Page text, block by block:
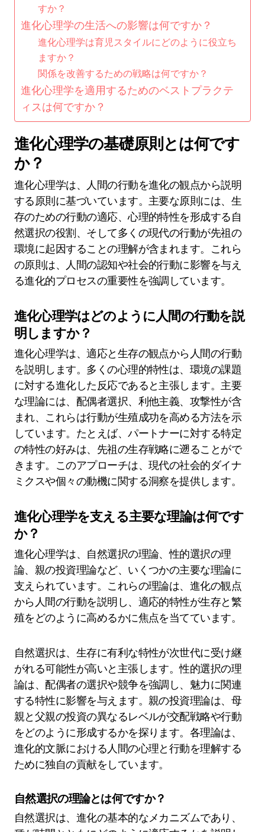
すか？
進化心理学の生活への影響は何ですか？
進化心理学は育児スタイルにどのように役立ち
ますか？
関係を改善するための戦略は何ですか？
進化心理学を適用するためのベストプラクテ
ィスは何ですか？
進化心理学の基礎原則とは何です
か？
進化心理学は、人間の行動を進化の観点から説明
する原則に基づいています。主要な原則には、生
存のための行動の適応、心理的特性を形成する自
然選択の役割、そして多くの現代の行動が先祖の
環境に起因することの理解が含まれます。これら
の原則は、人間の認知や社会的行動に影響を与え
る進化的プロセスの重要性を強調しています。
進化心理学はどのように人間の行動を説
明しますか？
進化心理学は、適応と生存の観点から人間の行動
を説明します。多くの心理的特性は、環境の課題
に対する進化した反応であると主張します。主要
な理論には、配偶者選択、利他主義、攻撃性が含
まれ、これらは行動が生殖成功を高める方法を示
しています。たとえば、パートナーに対する特定
の特性の好みは、先祖の生存戦略に遡ることがで
きます。このアプローチは、現代の社会的ダイナ
ミクスや個々の動機に関する洞察を提供します。
進化心理学を支える主要な理論は何です
か？
進化心理学は、自然選択の理論、性的選択の理
論、親の投資理論など、いくつかの主要な理論に
支えられています。これらの理論は、進化の観点
から人間の行動を説明し、適応的特性が生存と繁
殖をどのように高めるかに焦点を当てています。
自然選択は、生存に有利な特性が次世代に受け継
がれる可能性が高いと主張します。性的選択の理
論は、配偶者の選択や競争を強調し、魅力に関連
する特性に影響を与えます。親の投資理論は、母
親と父親の投資の異なるレベルが交配戦略や行動
をどのように形成するかを探ります。各理論は、
進化的文脈における人間の心理と行動を理解する
ために独自の貢献をしています。
自然選択の理論とは何ですか？
自然選択は、進化の基本的なメカニズムであり、